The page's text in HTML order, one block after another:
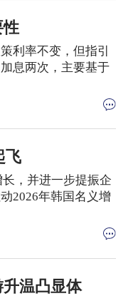
性
利率不变，但指引
息两次，主要基于
飞
，并进一步提振企
2026年韩国名义增
温凸显体